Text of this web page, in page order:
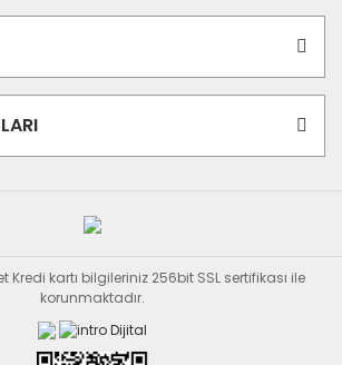
kartı bilgileriniz 256bit SSL sertifikası ile
korunmaktadır.